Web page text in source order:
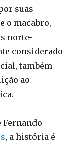
suas
o macabro,
norte-
considerado
também
ao
, a história é